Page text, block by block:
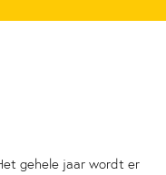
gehele jaar wordt er